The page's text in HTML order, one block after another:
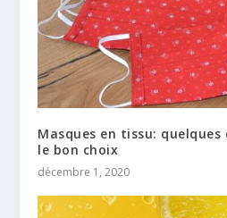
Masques en tissu:
le bon choix
décembre 1, 2020